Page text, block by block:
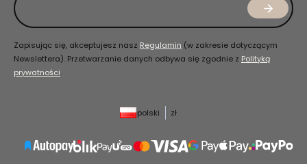
Zapisując się, akceptujesz nasz Regulamin (w zakresie dotyczącym
Newslettera). Przetwarzanie danych odbywa się zgodnie z Polityką
prywatności.
polski zł